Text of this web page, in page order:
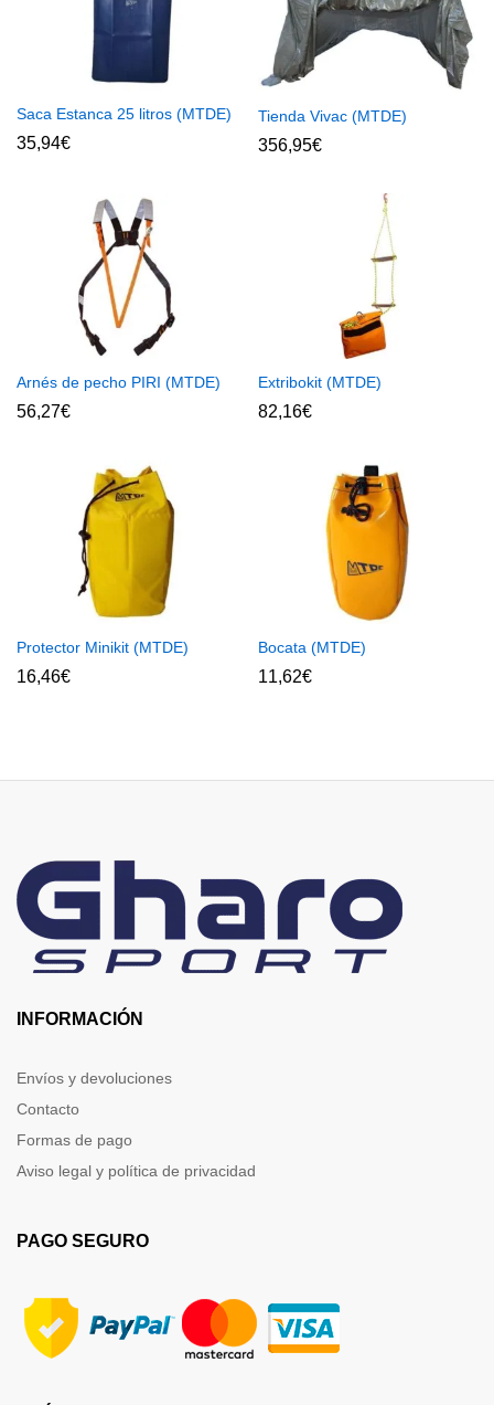
Saca Estanca 25 litros (MTDE)
35,94€
Tienda Vivac (MTDE)
356,95€
Arnés de pecho PIRI (MTDE)
56,27€
Extribokit (MTDE)
82,16€
Protector Minikit (MTDE)
16,46€
Bocata (MTDE)
11,62€
INFORMACIÓN
Envíos y devoluciones
Contacto
Formas de pago
Aviso legal y política de privacidad
PAGO SEGURO